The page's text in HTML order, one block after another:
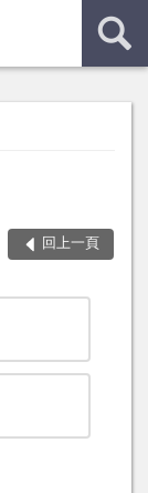
回上一頁